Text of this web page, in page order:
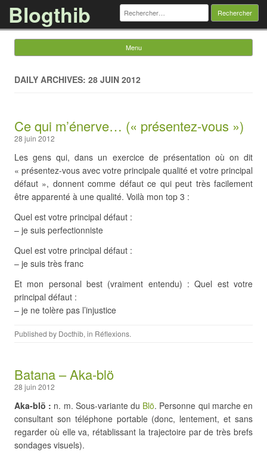
Blogthib Rechercher :
Menu
DAILY ARCHIVES: 28 JUIN 2012
Ce qui m’énerve… (« présentez-vous »)
28 juin 2012
Les gens qui, dans un exercice de présentation où on dit
« présentez-vous avec votre principale qualité et votre principal
défaut », donnent comme défaut ce qui peut très facilement
être apparenté à une qualité. Voilà mon top 3 :
Quel est votre principal défaut :
– je suis perfectionniste
Quel est votre principal défaut :
– je suis très franc
Et mon personal best (vraiment entendu) : Quel est votre
principal défaut :
– je ne tolère pas l’injustice
Published by Docthib, in Réflexions.
Batana – Aka-blö
28 juin 2012
Aka-blö : n. m. Sous-variante du Blö. Personne qui marche en
consultant son téléphone portable (donc, lentement, et sans
regarder où elle va, rétablissant la trajectoire par de très brefs
sondages visuels).